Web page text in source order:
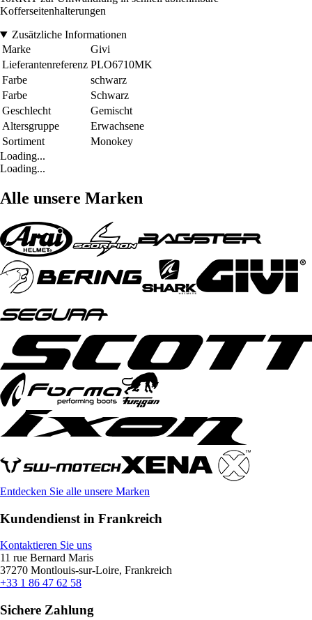
Kofferseitenhalterungen
Zusätzliche Informationen
Marke
Givi
Lieferantenreferenz PLO6710MK
Farbe
schwarz
Farbe
Schwarz
Geschlecht
Gemischt
Altersgruppe
Erwachsene
Sortiment
Monokey
Loading...
Loading...
Alle unsere Marken
Entdecken Sie alle unsere Marken
Kundendienst in Frankreich
Kontaktieren Sie uns
11 rue Bernard Maris
37270 Montlouis-sur-Loire, Frankreich
+33 1 86 47 62 58
Sichere Zahlung